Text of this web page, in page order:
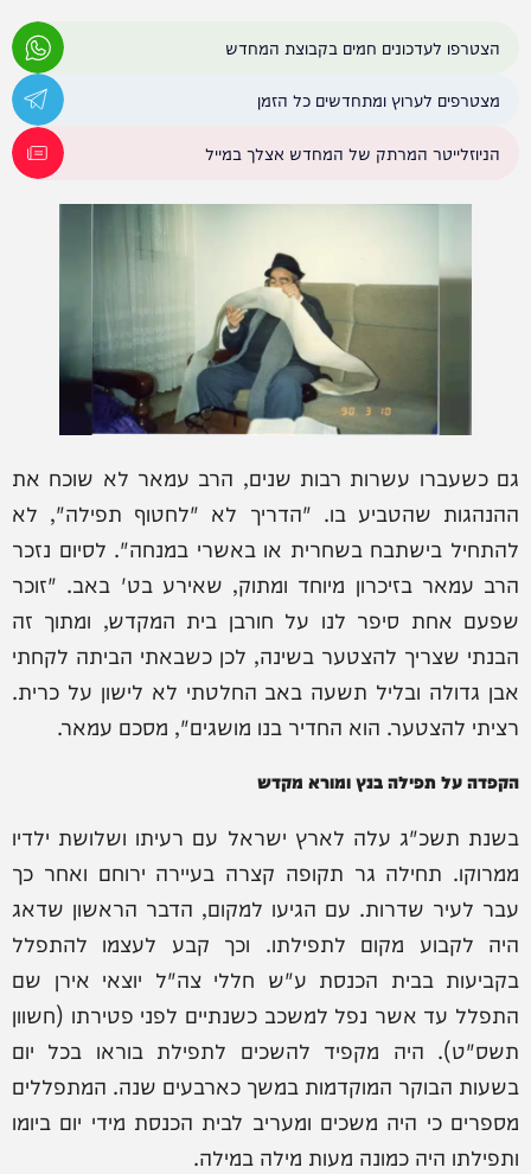
הצטרפו לעדכונים חמים בקבוצת המחדש
מצטרפים לערוץ ומתחדשים כל הזמן
הניוזלייטר המרתק של המחדש אצלך במייל
גם כשעברו עשרות רבות שנים, הרב עמאר לא שוכח את
ההנהגות שהטביע בו. "הדריך לא "לחטוף תפילה", לא
להתחיל בישתבח בשחרית או באשרי במנחה". לסיום נזכר
הרב עמאר בזיכרון מיוחד ומתוק, שאירע בט' באב. "זוכר
שפעם אחת סיפר לנו על חורבן בית המקדש, ומתוך זה
הבנתי שצריך להצטער בשינה, לכן כשבאתי הביתה לקחתי
אבן גדולה ובליל תשעה באב החלטתי לא לישון על כרית.
רציתי להצטער. הוא החדיר בנו מושגים", מסכם עמאר.
הקפדה על תפילה בנץ ומורא מקדש
בשנת תשכ"ג עלה לארץ ישראל עם רעיתו ושלושת ילדיו
ממרוקו. תחילה גר תקופה קצרה בעיירה ירוחם ואחר כך
עבר לעיר שדרות. עם הגיעו למקום, הדבר הראשון שדאג
היה לקבוע מקום לתפילתו. וכך קבע לעצמו להתפלל
בקביעות בבית הכנסת ע"ש חללי צה"ל יוצאי אירן שם
התפלל עד אשר נפל למשכב כשנתיים לפני פטירתו (חשוון
תשס"ט). היה מקפיד להשכים לתפילת בוראו בכל יום
בשעות הבוקר המוקדמות במשך כארבעים שנה. המתפללים
מספרים כי היה משכים ומעריב לבית הכנסת מידי יום ביומו
ותפילתו היה כמונה מעות מילה במילה.